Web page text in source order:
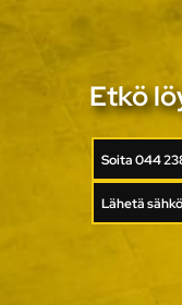
Etkö
Soita 044
Lähetä